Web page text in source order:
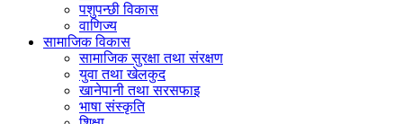
पशुपन्छी विकास
वाणिज्य
सामाजिक विकास
सामाजिक सुरक्षा तथा संरक्षण
युवा तथा खेलकुद
खानेपानी तथा सरसफाइ
भाषा संस्कृति